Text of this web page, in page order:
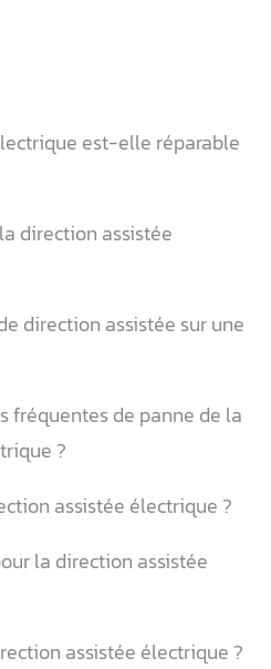
est-elle réparable
direction assistée
direction assistée sur une
fréquentes de panne de la
?
assistée électrique ?
la direction assistée
assistée électrique ?